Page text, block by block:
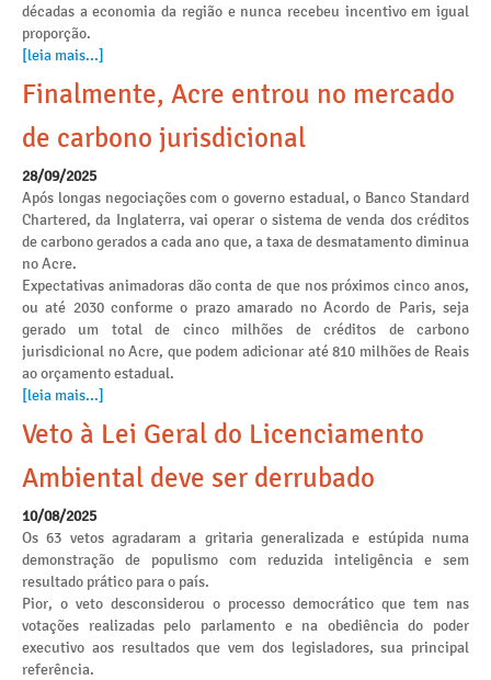
décadas a economia da região e nunca recebeu incentivo em igual
proporção.
[leia mais...]
Finalmente, Acre entrou no mercado
de carbono jurisdicional
28/09/2025
Após longas negociações com o governo estadual, o Banco Standard
Chartered, da Inglaterra, vai operar o sistema de venda dos créditos
de carbono gerados a cada ano que, a taxa de desmatamento diminua
no Acre.
Expectativas animadoras dão conta de que nos próximos cinco anos,
ou até 2030 conforme o prazo amarado no Acordo de Paris, seja
gerado um total de cinco milhões de créditos de carbono
jurisdicional no Acre, que podem adicionar até 810 milhões de Reais
ao orçamento estadual.
[leia mais...]
Veto à Lei Geral do Licenciamento
Ambiental deve ser derrubado
10/08/2025
Os 63 vetos agradaram a gritaria generalizada e estúpida numa
demonstração de populismo com reduzida inteligência e sem
resultado prático para o país.
Pior, o veto desconsiderou o processo democrático que tem nas
votações realizadas pelo parlamento e na obediência do poder
executivo aos resultados que vem dos legisladores, sua principal
referência.